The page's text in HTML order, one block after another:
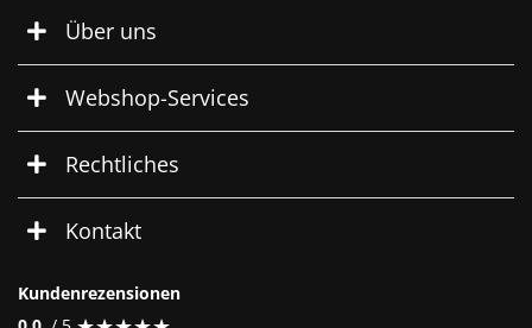
Über uns
Webshop-Services
Rechtliches
Kontakt
Kundenrezensionen
★★★★★
★★★★★